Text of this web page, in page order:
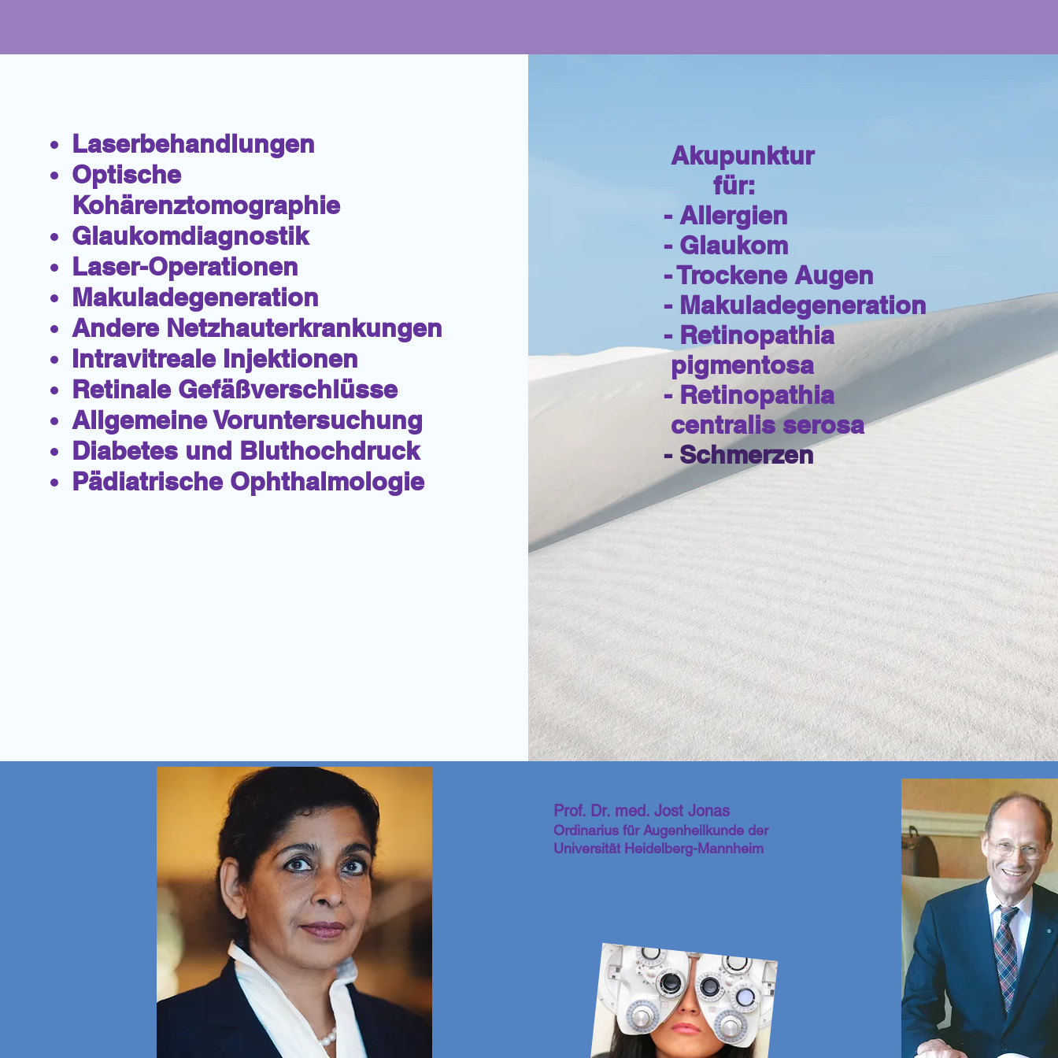
Laserbehandlungen
Optische
Kohärenztomographie
Glaukomdiagnostik
Laser-Operationen
Makuladegeneration
Andere Netzhauterkrankungen
Intravitreale Injektionen
Retinale Gefäßverschlüsse
Allgemeine Voruntersuchung
Diabetes und Bluthochdruck
Pädiatrische Ophthalmologie
Akupunktur
für:
- Allergien
- Glaukom
- Trockene Augen
- Makuladegeneration
- Retinopathia
pigmentosa
- Retinopathia
centralisserosa
- Schmerzen
Prof. Dr. med. Jost Jonas
Ordinarius für Augenheilkunde der
Universität Heidelberg-Mannheim